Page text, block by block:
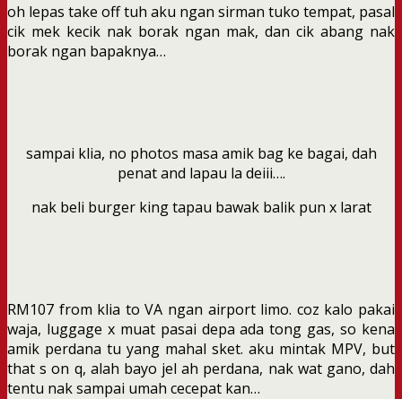
oh lepas take off tuh aku ngan sirman tuko tempat, pasal
cik mek kecik nak borak ngan mak, dan cik abang nak
borak ngan bapaknya…
sampai klia, no photos masa amik bag ke bagai, dah
penat and lapau la deiii….
nak beli burger king tapau bawak balik pun x larat
RM107 from klia to VA ngan airport limo. coz kalo pakai
waja, luggage x muat pasai depa ada tong gas, so kena
amik perdana tu yang mahal sket. aku mintak MPV, but
that s on q, alah bayo jel ah perdana, nak wat gano, dah
tentu nak sampai umah cecepat kan…